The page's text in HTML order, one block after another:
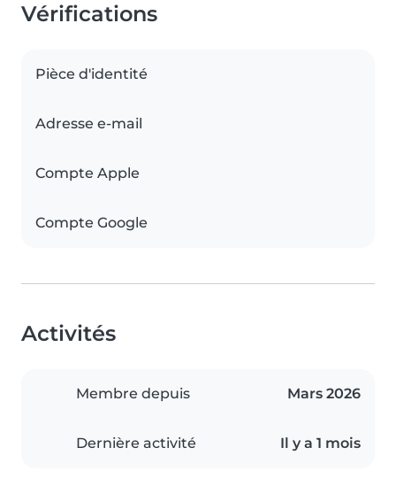
Vérifications
Pièce d'identité
Adresse e-mail
Compte Apple
Compte Google
Activités
Membre depuis Mars 2026
Dernière activité Il y a 1 mois